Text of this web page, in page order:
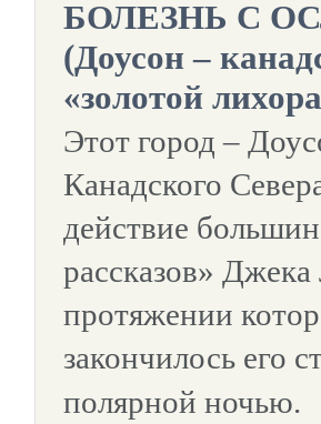
БОЛЕЗНЬ С
(Доусон –
«золотой
Этот город –
Канадского
действие
рассказов»
протяжении
закончилось его
полярной ночью.